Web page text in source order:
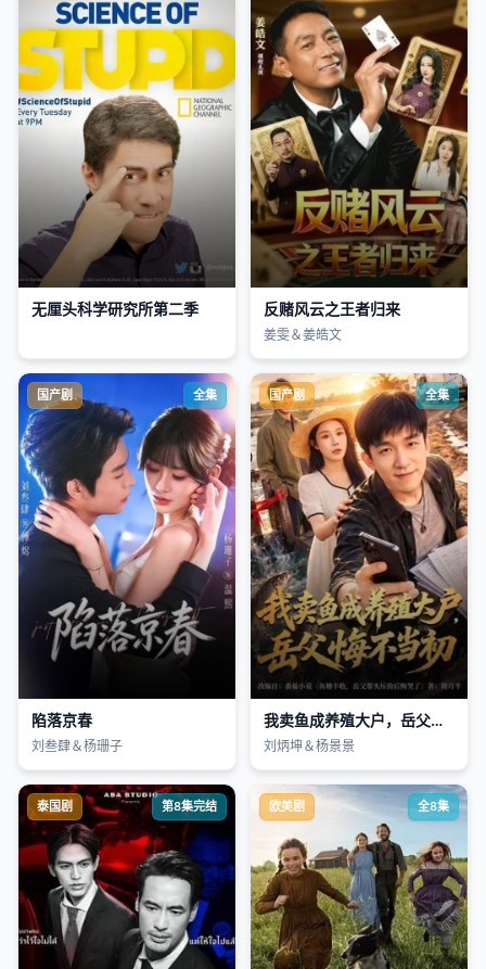
无厘头科学研究所第二季 反赌风云之王者归来
姜雯＆姜皓文
国产剧 全集
陷落京春
刘叁肆＆杨珊子
国产剧 全集
我卖鱼成养殖大户，岳父悔不当初
刘炳坤＆杨景景
泰国剧 第8集完结 欧美剧 全8集